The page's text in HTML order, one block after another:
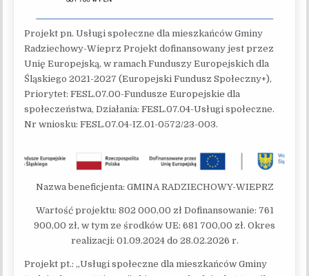
Projekt pn. Usługi społeczne dla mieszkańców Gminy
Radziechowy-Wieprz Projekt dofinansowany jest przez
Unię Europejską, w ramach Funduszy Europejskich dla
Śląskiego 2021-2027 (Europejski Fundusz Społeczny+),
Priorytet: FESL.07.00-Fundusze Europejskie dla
społeczeństwa, Działania: FESL.07.04-Usługi społeczne.
Nr wniosku: FESL.07.04-IZ.01-0572/23-003.
Nazwa beneficjenta: GMINA RADZIECHOWY-WIEPRZ
Wartość projektu: 802 000,00 zł Dofinansowanie: 761
900,00 zł, w tym ze środków UE: 681 700,00 zł. Okres
realizacji: 01.09.2024 do 28.02.2026 r.
Projekt pt.: „Usługi społeczne dla mieszkańców Gminy